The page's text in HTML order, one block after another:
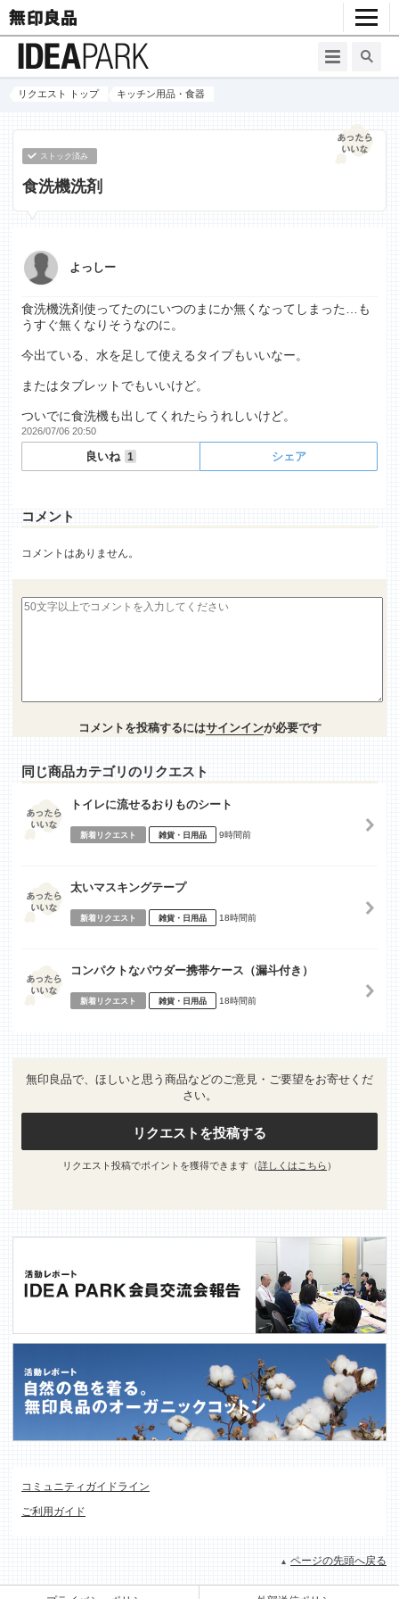
リクエスト トップ キッチン用品・食器
ストック済み
食洗機洗剤
よっしー
食洗機洗剤使ってたのにいつのまにか無くなってしまった…も
うすぐ無くなりそうなのに。
今出ている、水を足して使えるタイプもいいなー。
またはタブレットでもいいけど。
ついでに食洗機も出してくれたらうれしいけど。
2026/07/06 20:50
良いね 1 シェア
コメント
コメントはありません。
コメントを投稿するにはサインインが必要です
同じ商品カテゴリのリクエスト
トイレに流せるおりものシート
新着リクエスト 雑貨・日用品 9時間前
太いマスキングテープ
新着リクエスト 雑貨・日用品 18時間前
コンパクトなパウダー携帯ケース（漏斗付き）
新着リクエスト 雑貨・日用品 18時間前
無印良品で、ほしいと思う商品などのご意見・ご要望をお寄せくだ
さい。
リクエストを投稿する
リクエスト投稿でポイントを獲得できます（詳しくはこちら ）
コミュニティガイドライン
ご利用ガイド
ページの先頭へ戻る